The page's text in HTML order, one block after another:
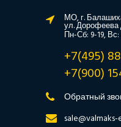
МО, г.
ул. Дорофеева
Пн-Сб: 9-19,
+7(495)
+7(900)
Обратный